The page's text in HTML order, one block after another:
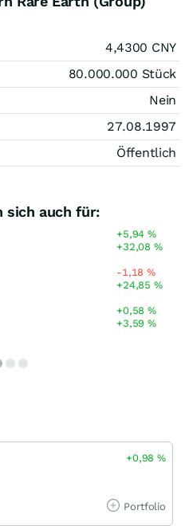
4,4300 CNY
80.000.000 Stück
Nein
27.08.1997
Öffentlich
sich auch für:
+5,94%
+32,08%
-1,18%
+24,85%
+0,58%
+3,59%
+0,98%
Portfolio